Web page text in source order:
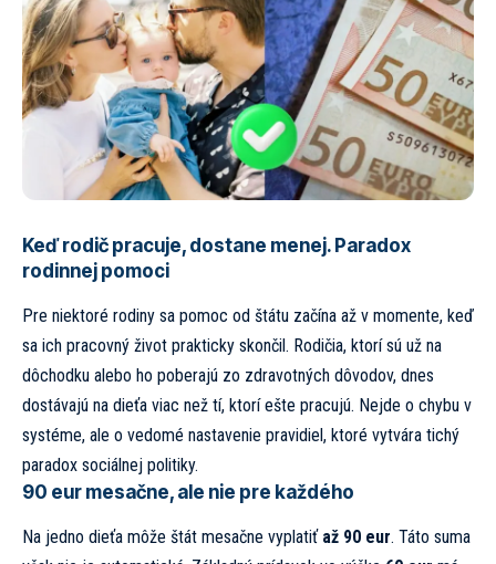
Keď rodič pracuje, dostane menej. Paradox
rodinnej pomoci
Pre niektoré rodiny sa pomoc od štátu začína až v momente, keď
sa ich pracovný život prakticky skončil. Rodičia, ktorí sú už na
dôchodku alebo ho poberajú zo zdravotných dôvodov, dnes
dostávajú na dieťa viac než tí, ktorí ešte pracujú. Nejde o chybu v
systéme, ale o vedomé nastavenie pravidiel, ktoré vytvára tichý
paradox sociálnej politiky.
90 eur mesačne, ale nie pre každého
Na jedno dieťa môže štát mesačne vyplatiť až 90 eur. Táto suma